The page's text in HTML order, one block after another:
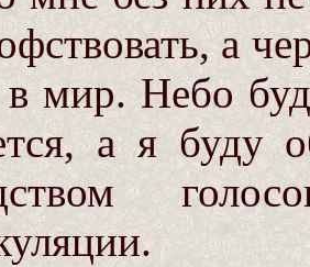
а
мир. Небо
а я буду